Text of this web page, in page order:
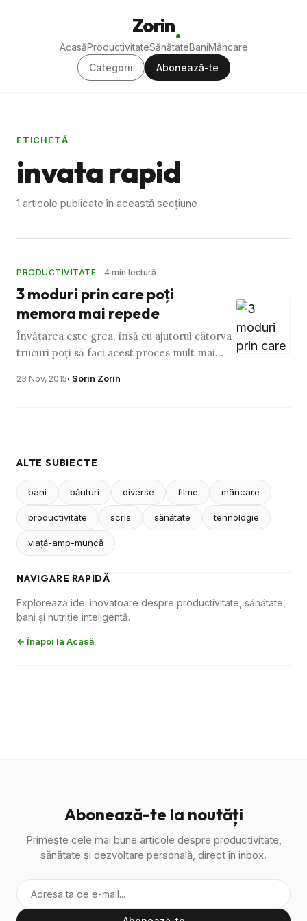
Zorin
AcasăProductivitateSănătateBaniMâncare
Categorii
Abonează-te
ETICHETĂ
invata rapid
1 articole publicate în această secțiune
PRODUCTIVITATE · 4 min lectură
3 moduri prin care poţi
memora mai repede
Învăţarea este grea, însă cu ajutorul câtorva
trucuri poţi să faci acest proces mult mai
Eşti deschis în …
23 Nov, 2015· Sorin Zorin
ALTE SUBIECTE
bani băuturi diverse filme mâncare
productivitate scris sănătate tehnologie
viaţă-amp-muncă
NAVIGARE RAPIDĂ
Explorează idei inovatoare despre productivitate, sănătate,
bani și nutriție inteligentă.
← Înapoi la Acasă
Abonează-te la noutăți
Primește cele mai bune articole despre productivitate,
sănătate și dezvoltare personală, direct în inbox.